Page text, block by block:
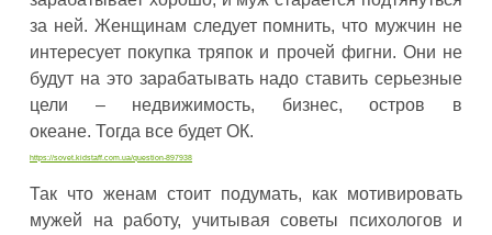
за ней. Женщинам следует помнить, что мужчин не
интересует покупка тряпок и прочей фигни. Они не
будут на это зарабатывать надо ставить серьезные
цели – недвижимость, бизнес, остров в
океане. Тогда все будет ОК.
https://sovet.kidstaff.com.ua/question-897938
Так что женам стоит подумать, как мотивировать
мужей на работу, учитывая советы психологов и